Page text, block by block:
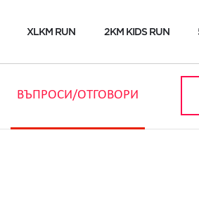
XLKM RUN 2KM KIDS RUN
ВЪПРОСИ/ОТГОВОРИ